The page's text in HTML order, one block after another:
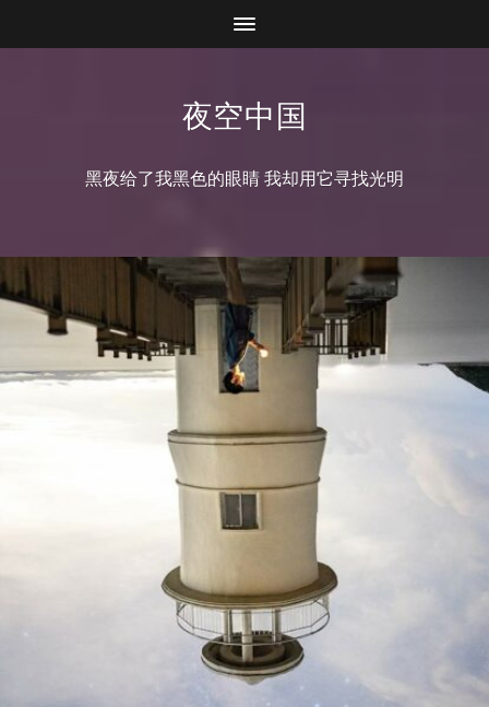
夜空中国
黑夜给了我黑色的眼睛 我却用它寻找光明